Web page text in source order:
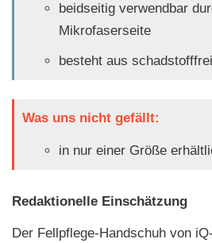
beidseitig verwendbar
Mikrofaserseite
besteht aus
Was uns nicht gefällt:
in nur einer Größe
Redaktionelle Einschätzung
Der Fellpflege-Handschuh von